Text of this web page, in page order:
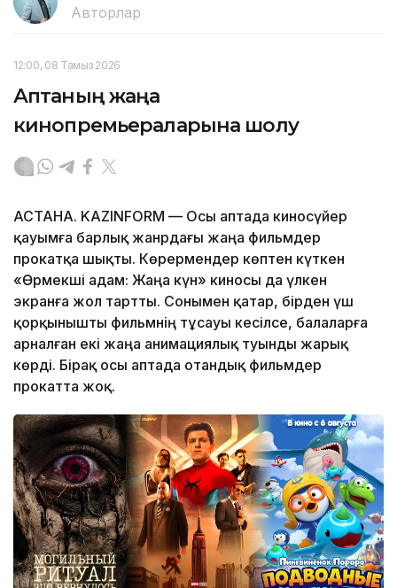
Авторлар
12:00, 08 Тамыз 2026
Аптаның жаңа
кинопремьераларына шолу
АСТАНА. KAZINFORM — Осы аптада киносүйер
қауымға барлық жанрдағы жаңа фильмдер
прокатқа шықты. Көрермендер көптен күткен
«Өрмекші адам: Жаңа күн» киносы да үлкен
экранға жол тартты. Сонымен қатар, бірден үш
қорқынышты фильмнің тұсауы кесілсе, балаларға
арналған екі жаңа анимациялық туынды жарық
көрді. Бірақ осы аптада отандық фильмдер
прокатта жоқ.